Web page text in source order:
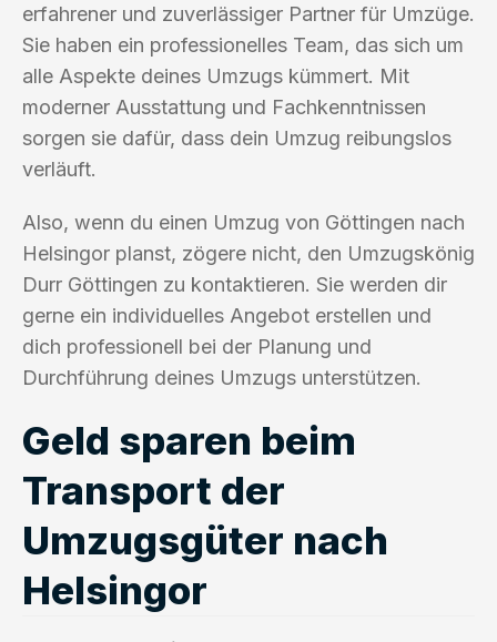
erfahrener und zuverlässiger Partner für Umzüge.
Sie haben ein professionelles Team, das sich um
alle Aspekte deines Umzugs kümmert. Mit
moderner Ausstattung und Fachkenntnissen
sorgen sie dafür, dass dein Umzug reibungslos
verläuft.
Also, wenn du einen Umzug von Göttingen nach
Helsingor planst, zögere nicht, den Umzugskönig
Durr Göttingen zu kontaktieren. Sie werden dir
gerne ein individuelles Angebot erstellen und
dich professionell bei der Planung und
Durchführung deines Umzugs unterstützen.
Geld sparen beim
Transport der
Umzugsgüter nach
Helsingor